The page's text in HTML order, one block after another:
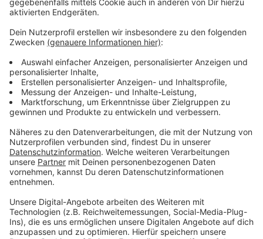
Wärmedämmung
Außerdem bekommt die neue Dreifachsporthalle eine
Ausziehtribüne, Trennvorhänge und Glasgeländer.
Wärmedämmung und auch beim Aufzug: wegen der
Insolvenz mehrerer Firmen muss die Stadt hier
nochmal neu ausschreiben. Die Verantwortlichen sind
trotzdem zuversichtlich, dass die Halle in der Neuen
Bahnstadt im Frühjahr eröffnen kann – knapp zwei
Jahre später als ursprünglich geplant.
Anzeige